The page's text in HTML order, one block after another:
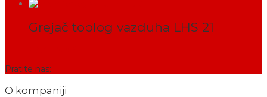
Grejač toplog vazduha LHS 21
Pratite nas:
O kompaniji